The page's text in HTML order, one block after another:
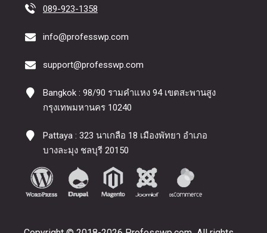
089-923-1358
info@professwp.com
support@professwp.com
Bangkok : 98/90 รามคำแหง 94 เขตสะพานสูง
กรุงเทพมหานคร 10240
Pattaya : 323 นาเกลือ 18 เมืองพัทยา อำเภอ
บางละมุง ชลบุรี 20150